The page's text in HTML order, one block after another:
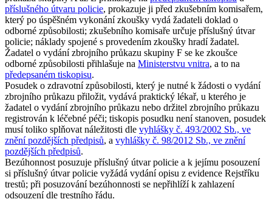
příslušného útvaru policie, prokazuje ji před zkušebním komisařem,
který po úspěšném vykonání zkoušky vydá žadateli doklad o
odborné způsobilosti; zkušebního komisaře určuje příslušný útvar
policie; náklady spojené s provedením zkoušky hradí žadatel.
Žadatel o vydání zbrojního průkazu skupiny F se ke zkoušce
odborné způsobilosti přihlašuje na Ministerstvu vnitra, a to na
předepsaném tiskopisu.
Posudek o zdravotní způsobilosti, který je nutné k žádosti o vydání
zbrojního průkazu přiložit, vydává praktický lékař, u kterého je
žadatel o vydání zbrojního průkazu nebo držitel zbrojního průkazu
registrován k léčebné péči; tiskopis posudku není stanoven, posudek
musí toliko splňovat náležitosti dle vyhlášky č. 493/2002 Sb., ve
znění pozdějších předpisů, a vyhlášky č. 98/2012 Sb., ve znění
pozdějších předpisů.
Bezúhonnost posuzuje příslušný útvar policie a k jejímu posouzení
si příslušný útvar policie vyžádá vydání opisu z evidence Rejstříku
trestů; při posuzování bezúhonnosti se nepřihlíží k zahlazení
odsouzení dle trestního řádu.